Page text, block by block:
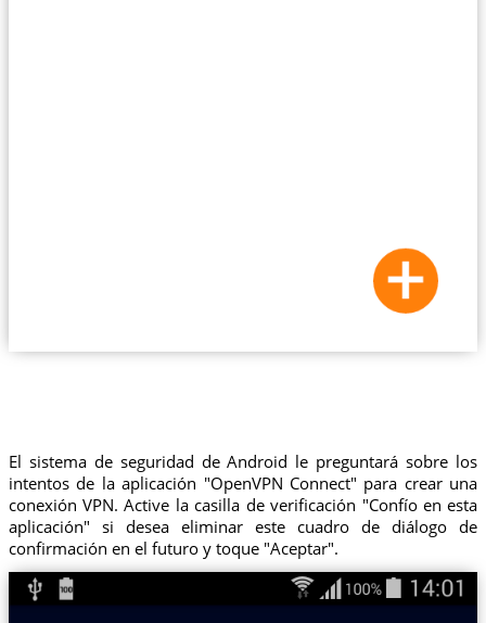
El sistema de seguridad de Android le preguntará sobre los
intentos de la aplicación "OpenVPN Connect" para crear una
conexión VPN. Active la casilla de verificación "Confío en esta
aplicación" si desea eliminar este cuadro de diálogo de
confirmación en el futuro y toque "Aceptar".